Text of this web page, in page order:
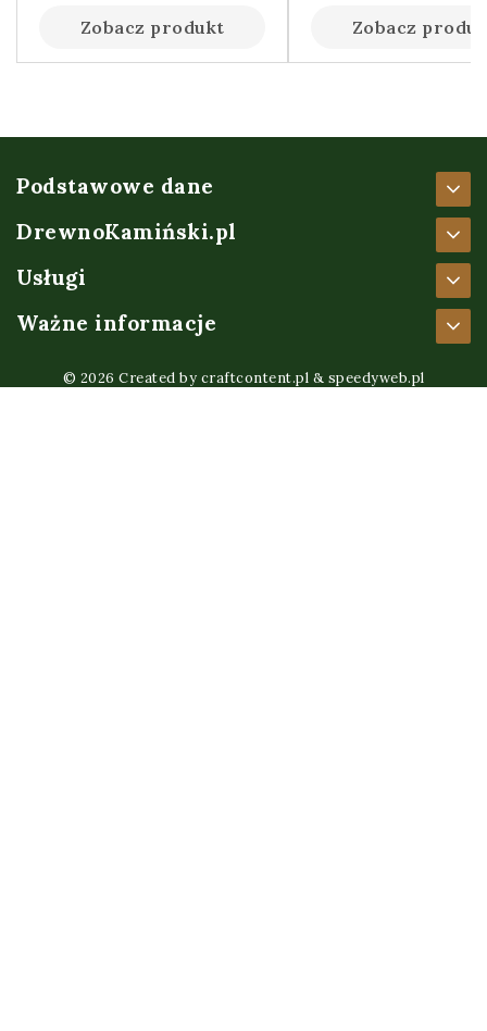
Zobacz produkt
Zobacz
Podstawowe dane
DrewnoKamiński.pl
Usługi
Ważne informacje
© 2026 Created by craftcontent.pl & speedyweb.pl